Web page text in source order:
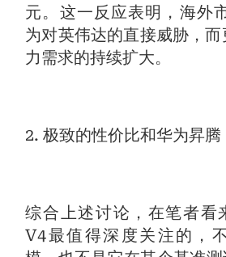
元。这一反应表明，海外
为对英伟达的直接威胁，
力需求的持续扩大。
2. 极致的性价比和华为昇腾
综合上述讨论，在笔者看
V4最值得深度关注的，